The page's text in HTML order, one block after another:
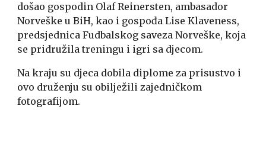
došao gospodin Olaf Reinersten, ambasador
Norveške u BiH, kao i gospođa Lise Klaveness,
predsjednica Fudbalskog saveza Norveške, koja
se pridružila treningu i igri sa djecom.
Na kraju su djeca dobila diplome za prisustvo i
ovo druženju su obilježili zajedničkom
fotografijom.